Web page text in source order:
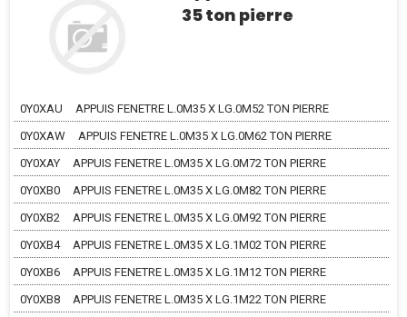
35 ton pierre
0Y0XAU
APPUIS FENETRE L.0M35 X LG.0M52 TON PIERRE
0Y0XAW
APPUIS FENETRE L.0M35 X LG.0M62 TON PIERRE
0Y0XAY
APPUIS FENETRE L.0M35 X LG.0M72 TON PIERRE
0Y0XB0
APPUIS FENETRE L.0M35 X LG.0M82 TON PIERRE
0Y0XB2
APPUIS FENETRE L.0M35 X LG.0M92 TON PIERRE
0Y0XB4
APPUIS FENETRE L.0M35 X LG.1M02 TON PIERRE
0Y0XB6
APPUIS FENETRE L.0M35 X LG.1M12 TON PIERRE
0Y0XB8
APPUIS FENETRE L.0M35 X LG.1M22 TON PIERRE